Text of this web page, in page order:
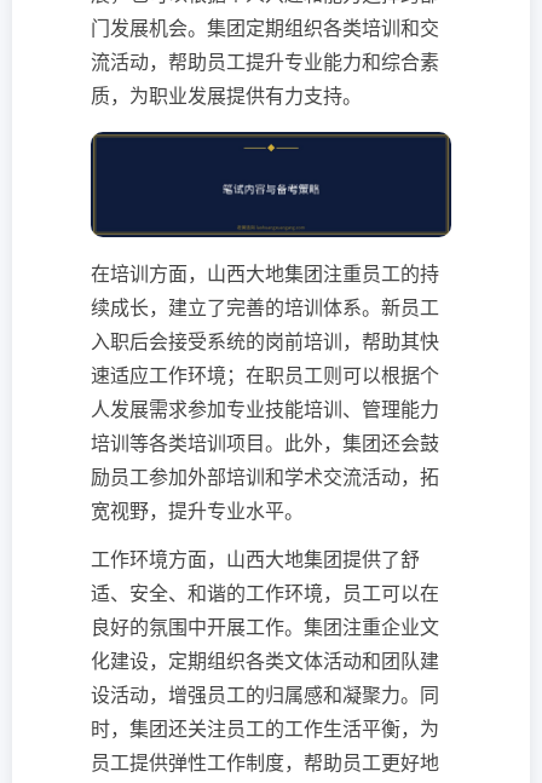
门发展机会。集团定期组织各类培训和交
流活动，帮助员工提升专业能力和综合素
质，为职业发展提供有力支持。
在培训方面，山西大地集团注重员工的持
续成长，建立了完善的培训体系。新员工
入职后会接受系统的岗前培训，帮助其快
速适应工作环境；在职员工则可以根据个
人发展需求参加专业技能培训、管理能力
培训等各类培训项目。此外，集团还会鼓
励员工参加外部培训和学术交流活动，拓
宽视野，提升专业水平。
工作环境方面，山西大地集团提供了舒
适、安全、和谐的工作环境，员工可以在
良好的氛围中开展工作。集团注重企业文
化建设，定期组织各类文体活动和团队建
设活动，增强员工的归属感和凝聚力。同
时，集团还关注员工的工作生活平衡，为
员工提供弹性工作制度，帮助员工更好地